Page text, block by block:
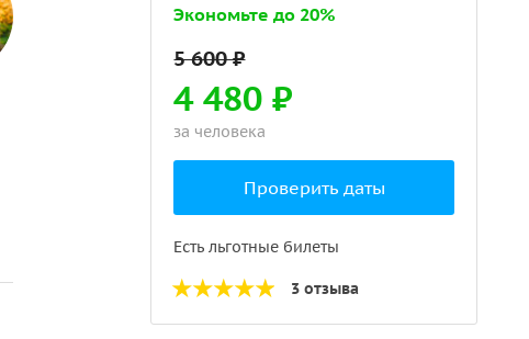
Экономьте до 20%
4 480 ₽
за человека
Проверить даты
Есть льготные билеты
3 отзыва